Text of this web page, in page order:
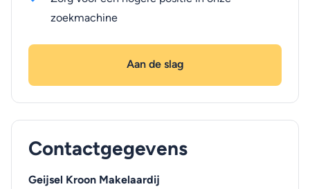
zoekmachine
Aan de slag
Contactgegevens
Geijsel Kroon Makelaardij